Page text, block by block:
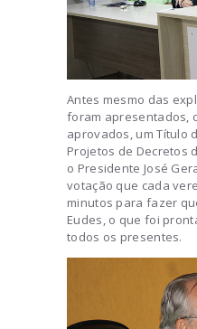
Antes mesmo das
foram apresentados,
aprovados, um Título
Projetos de Decretos
o Presidente José
votação que cada
minutos para fazer
Eudes, o que foi
todos os presentes.